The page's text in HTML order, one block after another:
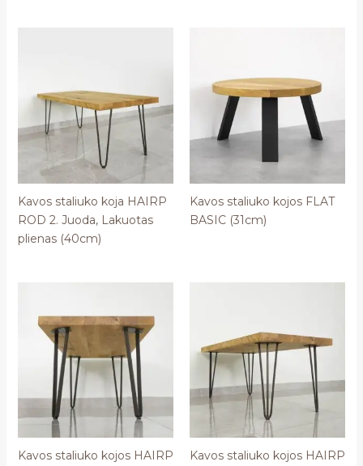
Kavos staliuko koja HAIRP
ROD 2. Juoda, Lakuotas
plienas (40cm)
Kavos staliuko kojos FLAT
BASIC (31cm)
Kavos staliuko kojos HAIRP
Kavos staliuko kojos HAIRP